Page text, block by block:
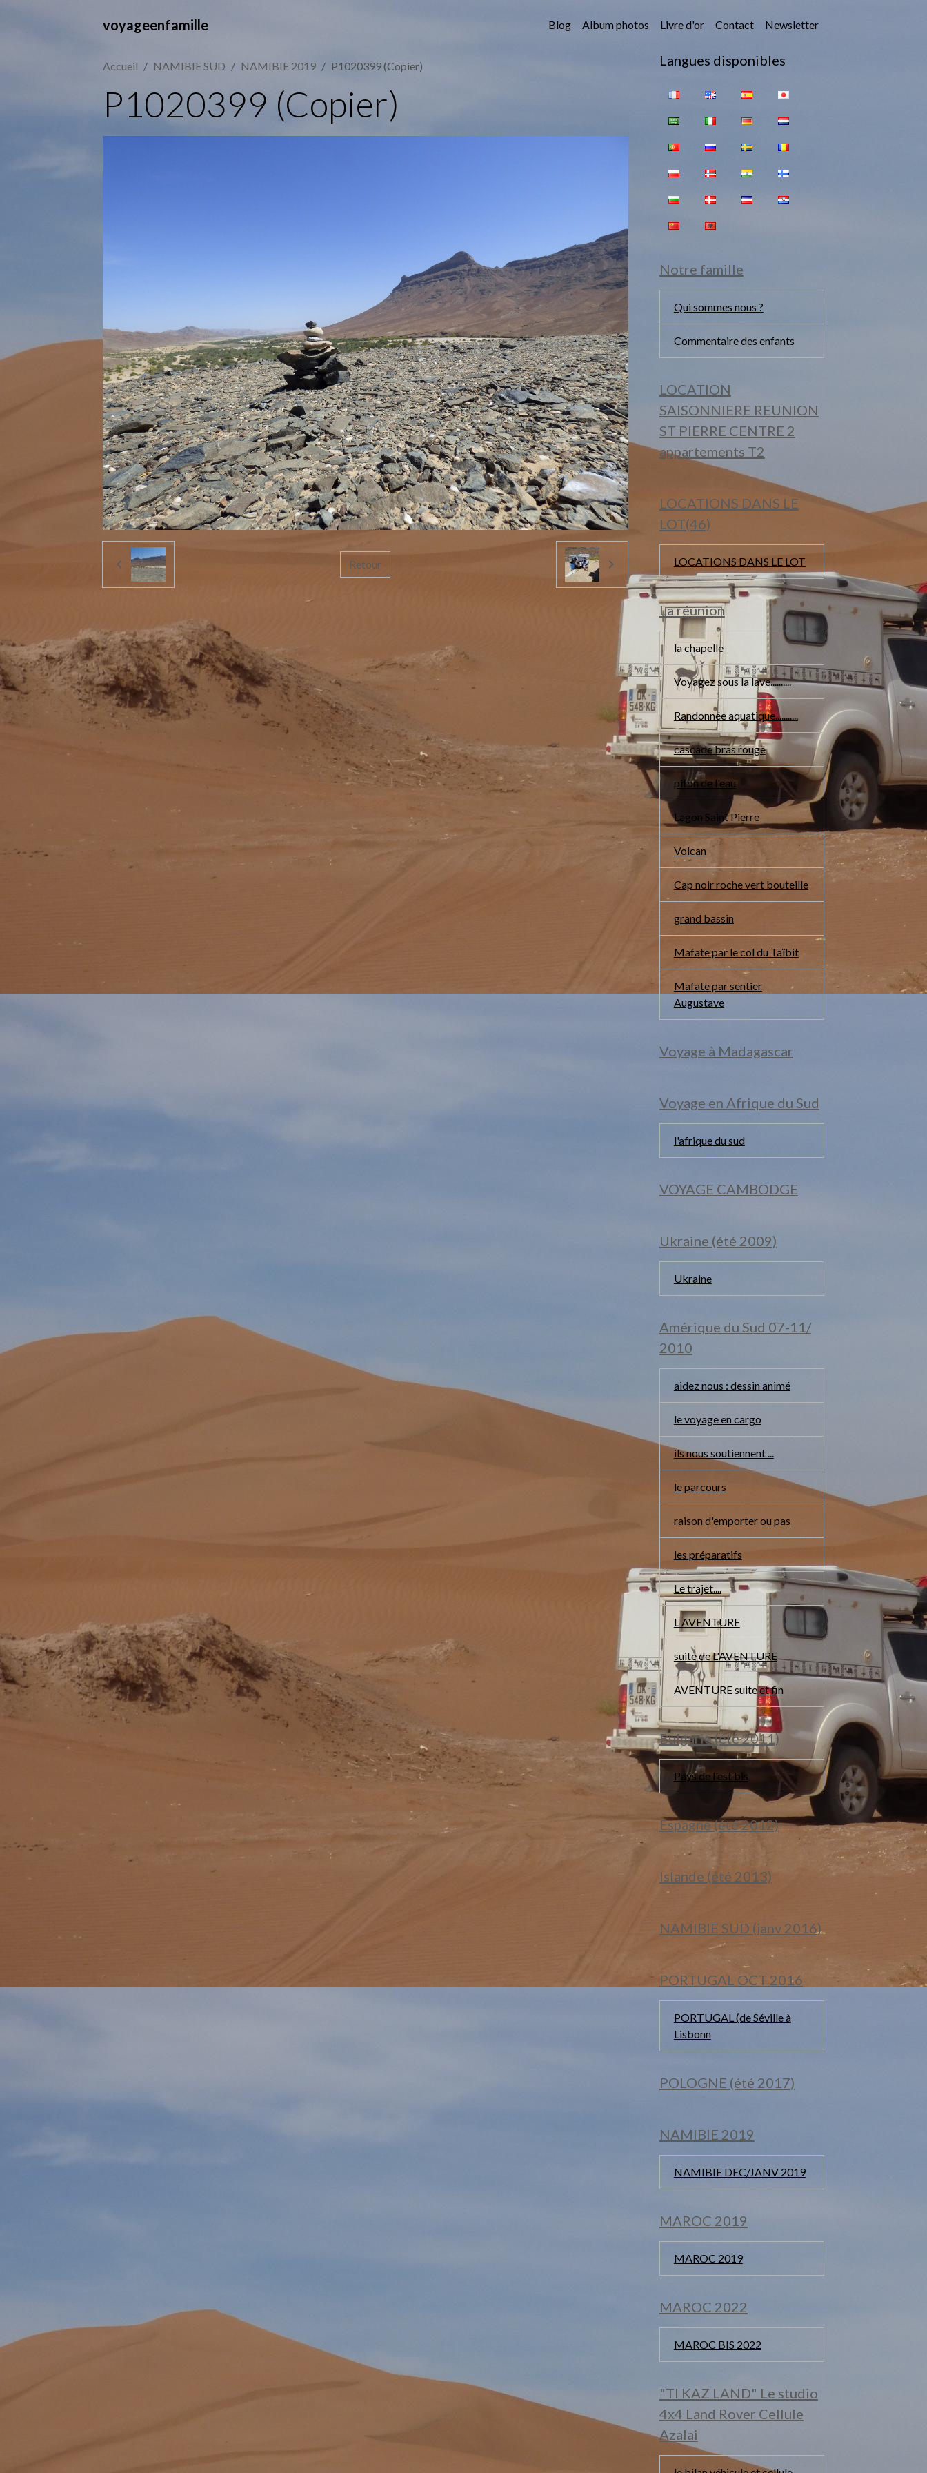
voyageenfamille Blog Album photos Livre d'or Contact Newsletter
Accueil NAMIBIE SUD NAMIBIE 2019 P1020399 (Copier)
P1020399 (Copier)
Retour
Langues disponibles
Notre famille
Qui sommes nous ?
Commentaire des enfants
LOCATION
SAISONNIERE REUNION
ST PIERRE CENTRE 2
appartements T2
LOCATIONS DANS LE
LOT(46)
LOCATIONS DANS LE LOT
La réunion
la chapelle
Voyagez sous la lave..........
Randonnée aquatique...........
cascade bras rouge
piton de l'eau
Lagon Saint Pierre
Volcan
Cap noir roche vert bouteille
grand bassin
Mafate par le col du Taïbit
Mafate par sentier
Augustave
Voyage à Madagascar
Voyage en Afrique du Sud
l'afrique du sud
VOYAGE CAMBODGE
Ukraine (été 2009)
Ukraine
Amérique du Sud 07-11/
2010
aidez nous : dessin animé
le voyage en cargo
ils nous soutiennent ...
le parcours
raison d'emporter ou pas
les préparatifs
Le trajet....
L AVENTURE
suite de L'AVENTURE
AVENTURE suite et fin
Bulgarie (été 2011)
Pays de l'est bis
Espagne (été 2012)
Islande (été 2013)
NAMIBIE SUD (janv 2016)
PORTUGAL OCT 2016
PORTUGAL (de Séville à
Lisbonn
POLOGNE (été 2017)
NAMIBIE 2019
NAMIBIE DEC/JANV 2019
MAROC 2019
MAROC 2019
MAROC 2022
MAROC BIS 2022
"TI KAZ LAND" Le studio
4x4 Land Rover Cellule
Azalai